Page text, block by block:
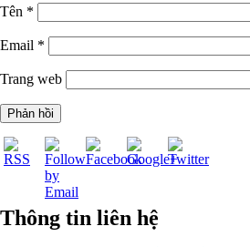
Tên *
Email *
Trang web
https://tuvanltl.com/ban-
doanh-
nghiep-tu-
nhan-theo-
luat-doanh-
nghiep-
Thông tin liên hệ